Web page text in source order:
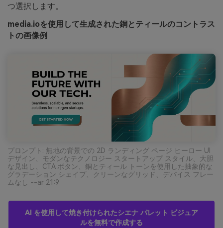
つ選択します。
media.ioを使用して生成された銅とティールのコントラス
トの画像例
プロンプト: 無地の背景での 2D ランディング ページ ヒーロー UI
デザイン、モダンなテクノロジー スタートアップ スタイル、大胆
な見出し、CTA ボタン、銅とティール トーンを使用した抽象的な
グラデーション シェイプ、クリーンなグリッド、デバイス フレー
ムなし --ar 21:9
AI を使用して焼き付けられたシエナ パレット ビジュア
ルを無料で作成する